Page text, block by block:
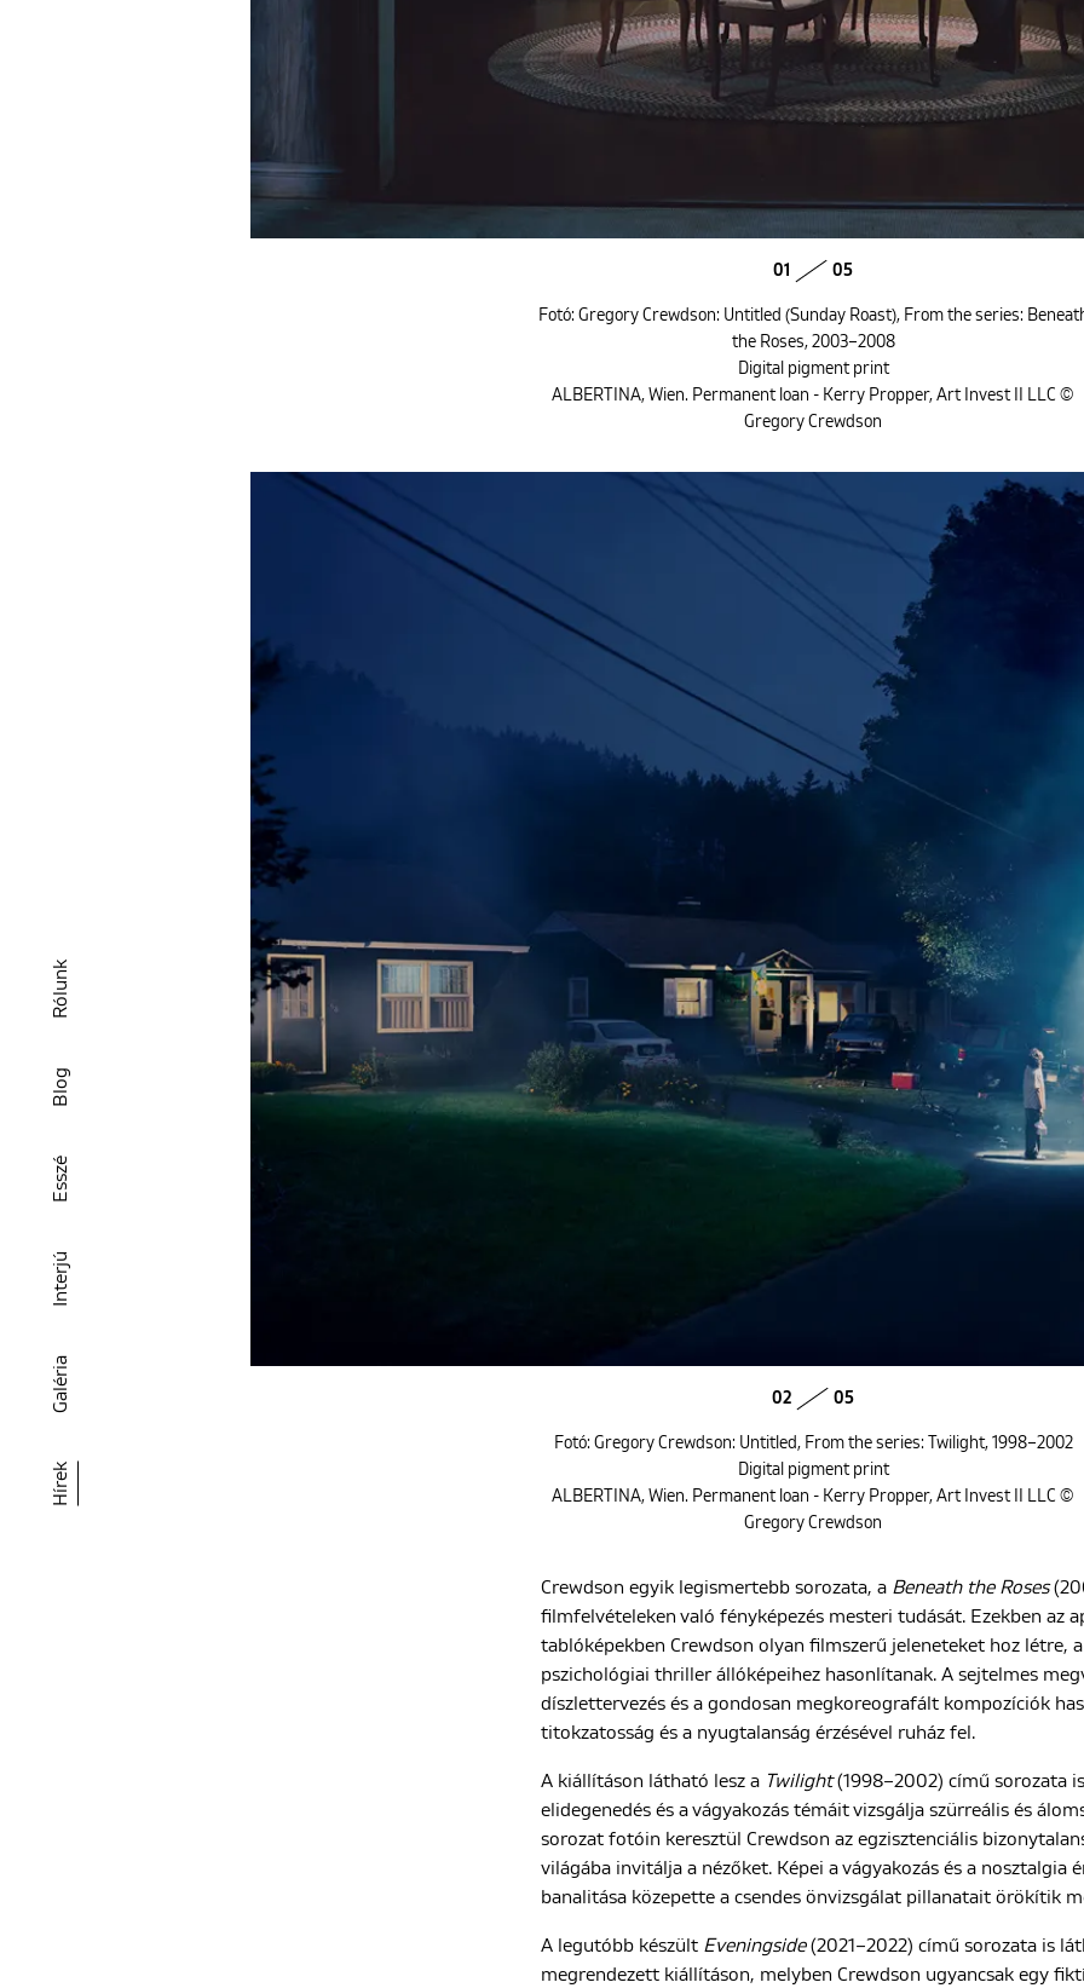
Hírek
Galéria
Interjú
Esszé
Blog
Rólunk
01 05
Fotó: Gregory Crewdson: Untitled (Sunday Roast), From the series:
the Roses, 2003–2008
Digital pigment print
ALBERTINA, Wien. Permanent loan - Kerry Propper, Art Invest II LLC ©
Gregory Crewdson
02 05
Fotó: Gregory Crewdson: Untitled, From the series: Twilight, 1998–2002
Digital pigment print
ALBERTINA, Wien. Permanent loan - Kerry Propper, Art Invest II LLC ©
Gregory Crewdson
Crewdson egyik legismertebb sorozata, a Beneath the Roses
filmfelvételeken való fényképezés mesteri tudását. Ezekben az
tablóképekben Crewdson olyan filmszerű jeleneteket hoz létre,
pszichológiai thriller állóképeihez hasonlítanak. A sejtelmes
díszlettervezés és a gondosan megkoreografált kompozíciók
titokzatosság és a nyugtalanság érzésével ruház fel.
A kiállításon látható lesz a Twilight(1998–2002) című sorozata
elidegenedés és a vágyakozás témáit vizsgálja szürreális és
sorozat fotóin keresztül Crewdson az egzisztenciális
világába invitálja a nézőket. Képei a vágyakozás és a nosztalgia
banalitása közepette a csendes önvizsgálat pillanatait örökítik
A legutóbb készült Eveningside(2021–2022) című sorozata is
megrendezett kiállításon, melyben Crewdson ugyancsak egy